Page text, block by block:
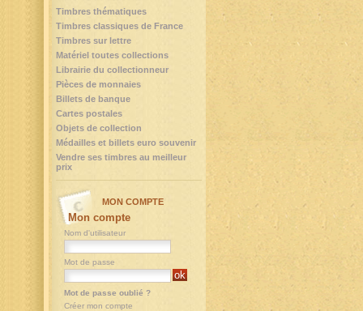
Timbres thématiques
Timbres classiques de France
Timbres sur lettre
Matériel toutes collections
Librairie du collectionneur
Pièces de monnaies
Billets de banque
Cartes postales
Objets de collection
Médailles et billets euro souvenir
Vendre ses timbres au meilleur
prix
MON COMPTE
Mon compte
Nom d'utilisateur
Mot de passe
Mot de passe oublié ?
Créer mon compte